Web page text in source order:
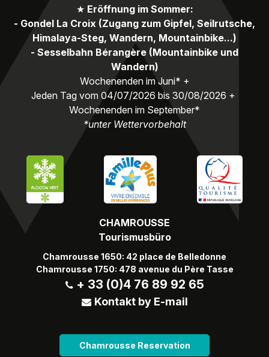
CHAMROUSSE
Tourismusbüro
Chamrousse 1650: 42 place de Belledonne
Chamrousse 1750: 478 avenue du Père Tasse
+ 33 (0)4 76 89 92 65
Kontakt by E-mail
Chamrousse Reservation
★ Eröffnung im Sommer:
- Gondel La Croix (Zugang zum Gipfel, Seilrutsche,
Himalaya-Steg, Wandern, Mountainbike...)
- Sesselbahn Bérangère (Mountainbike und
Wandern)
Wochenenden im Juni* +
Jeden Tag vom 04/07/2026 bis 30/08/2026 +
Wochenenden im September*
*unter Wettervorbehalt